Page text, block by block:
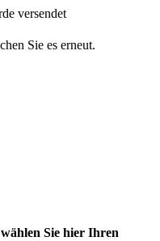
versendet
Sie es erneut.
Sie hier Ihren